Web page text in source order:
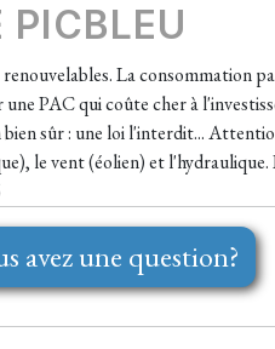
PICBLEU
La consommation
PAC qui coûte cher à
sûr : une loi l'interdit...
le vent (éolien) et
avez une question?